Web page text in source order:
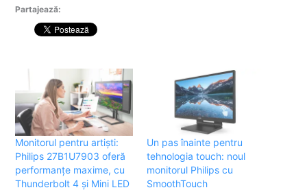
Partajează:
Monitorul pentru artiști:
Philips 27B1U7903 oferă
performanțe maxime, cu
Thunderbolt 4 și Mini LED
Un pas înainte pentru
tehnologia touch: noul
monitorul Philips cu
SmoothTouch